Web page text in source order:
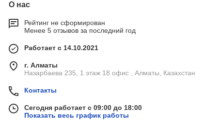
О нас
Рейтинг не сформирован
Менее 5 отзывов за последний год
Работает с 14.10.2021
г. Алматы
Назарбаева 235, 1 этаж 18 офис , Алматы, Казахстан
Контакты
Сегодня работает с 09:00 до 18:00
Показать весь график работы